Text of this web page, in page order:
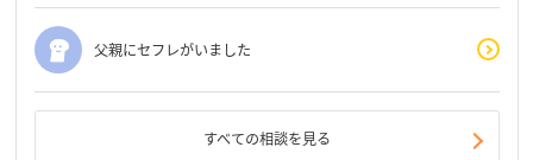
父親にセフレがいました
すべての相談を見る